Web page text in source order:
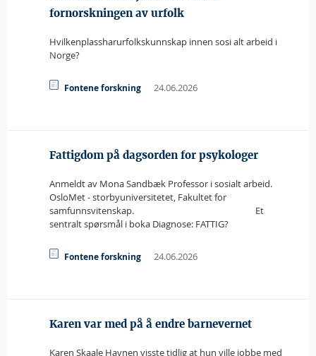
fornorskningen av urfolk
Hvilkenplassharurfolkskunnskap innen sosi alt arbeid i
Norge?
Fontene forskning 24.06.2026
Fattigdom på dagsorden for psykologer
Anmeldt av Mona Sandbæk Professor i sosialt arbeid.
OsloMet - storbyuniversitetet, Fakultet for
samfunnsvitenskap.
Et
sentralt spørsmål i boka Diagnose: FATTIG?
Fontene forskning 24.06.2026
Karen var med på å endre barnevernet
Karen Skaale Havnen visste tidlig at hun ville jobbe med